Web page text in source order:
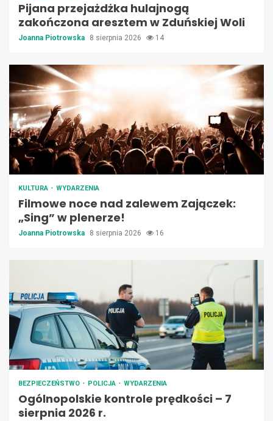
Pijana przejażdżka hulajnogą
zakończona aresztem w Zduńskiej Woli
Joanna Piotrowska 8 sierpnia 2026 14
KULTURA WYDARZENIA
Filmowe noce nad zalewem Zajączek:
„Sing” w plenerze!
Joanna Piotrowska 8 sierpnia 2026 16
BEZPIECZEŃSTWO POLICJA WYDARZENIA
Ogólnopolskie kontrole prędkości – 7
sierpnia 2026 r.